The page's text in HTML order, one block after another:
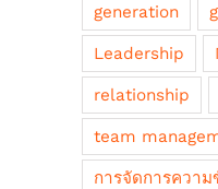
generation
Leadership
relationship
team
การจัดการความ